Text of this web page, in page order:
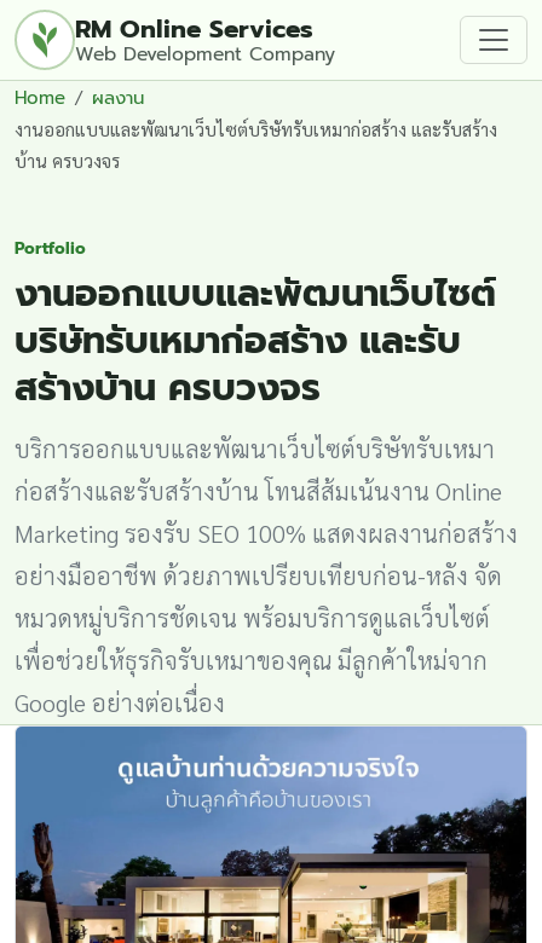
RM Online Services
Web Development Company
Home ผลงาน
งานออกแบบและพัฒนาเว็บไซต์บริษัทรับเหมาก่อสร้าง และรับสร้าง
บ้าน ครบวงจร
Portfolio
งานออกแบบและพัฒนาเว็บไซต์
บริษัทรับเหมาก่อสร้าง และรับ
สร้างบ้าน ครบวงจร
บริการออกแบบและพัฒนาเว็บไซต์บริษัทรับเหมา
ก่อสร้างและรับสร้างบ้าน โทนสีส้มเน้นงาน Online
Marketing รองรับ SEO 100% แสดงผลงานก่อสร้าง
อย่างมืออาชีพ ด้วยภาพเปรียบเทียบก่อน-หลัง จัด
หมวดหมู่บริการชัดเจน พร้อมบริการดูแลเว็บไซต์
เพื่อช่วยให้ธุรกิจรับเหมาของคุณ มีลูกค้าใหม่จาก
Google อย่างต่อเนื่อง